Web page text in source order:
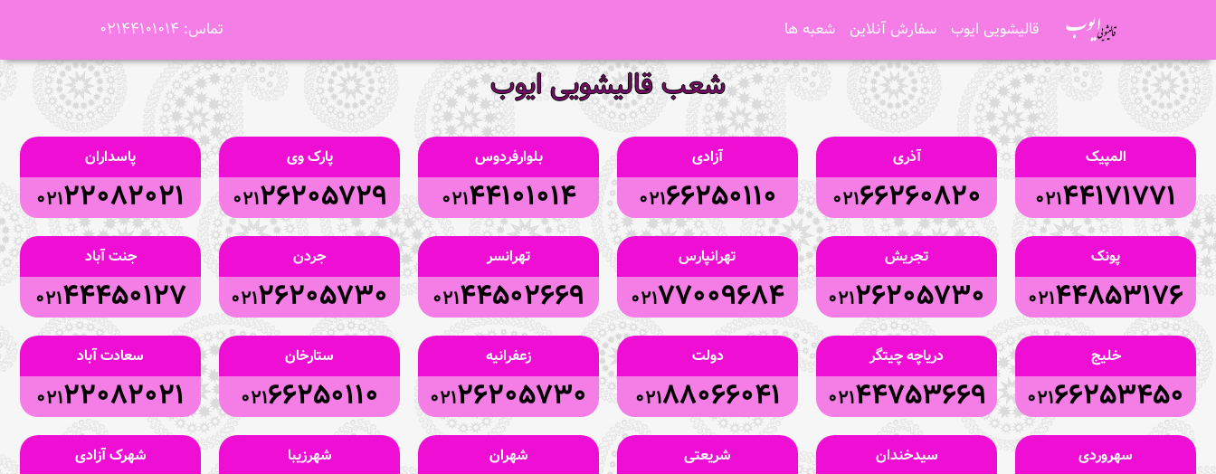
قالیشویی ایوب سفارش آنلاین شعبه ها تماس: 02144101014
شعب قالیشویی ایوب
المپیک
44171771
021
آذری
66260820
021
آزادی
66250110
021
بلوارفردوس
44101014
021
پارک وی
26205729
021
پاسداران
22082021
021
پونک
44853176
021
تجریش
26205730
021
تهرانپارس
77009684
021
تهرانسر
44502669
021
جردن
26205730
021
جنت آباد
44450127
021
خلیج
66253450
021
دریاچه چیتگر
44753669
021
دولت
88066041
021
زعفرانیه
26205730
021
ستارخان
66250110
021
سعادت آباد
22082021
021
سهروردی سیدخندان شریعتی شهران شهرزیبا شهرک آزادی